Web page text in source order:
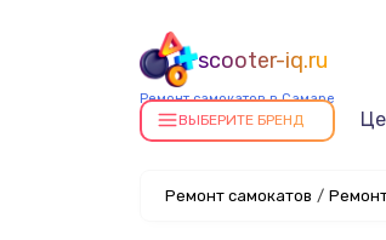
scooter-iq.ru
Ремонт самокатов в Самаре
ВЫБЕРИТЕ БРЕНД
Ремонт самокатов /